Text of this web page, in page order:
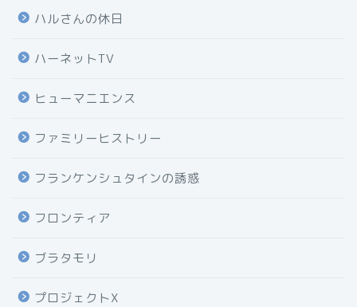
ハルさんの休日
ハーネットTV
ヒューマニエンス
ファミリーヒストリー
フランケンシュタインの誘惑
フロンティア
ブラタモリ
プロジェクトX